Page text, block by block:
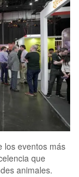
los eventos más
que
animales.